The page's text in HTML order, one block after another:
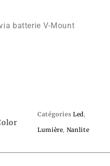
batterie V-Mount
Catégories Led,
Lumière, Nanlite